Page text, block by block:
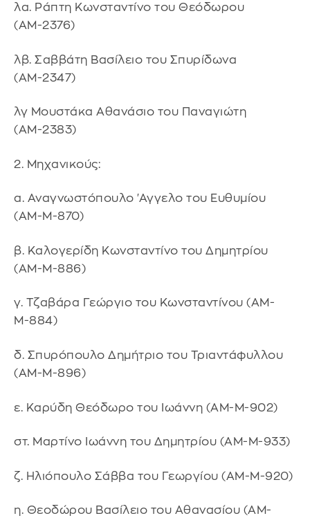
λα. Ράπτη Κωνσταντίνο του Θεόδωρου
(ΑΜ-2376)
λβ. Σαββάτη Βασίλειο του Σπυρίδωνα
(ΑΜ-2347)
λγ Μουστάκα Αθανάσιο του Παναγιώτη
(ΑΜ-2383)
2. Μηχανικούς:
α. Αναγνωστόπουλο 'Αγγελο του Ευθυμίου
(ΑΜ-Μ-870)
β. Καλογερίδη Κωνσταντίνο του Δημητρίου
(ΑΜ-Μ-886)
γ. Τζαβάρα Γεώργιο του Κωνσταντίνου (ΑΜ-
Μ-884)
δ. Σπυρόπουλο Δημήτριο του Τριαντάφυλλου
(ΑΜ-Μ-896)
ε. Καρύδη Θεόδωρο του Ιωάννη (ΑΜ-Μ-902)
στ. Μαρτίνο Ιωάννη του Δημητρίου (ΑΜ-Μ-933)
ζ. Ηλιόπουλο Σάββα του Γεωργίου (ΑΜ-Μ-920)
η. Θεοδώρου Βασίλειο του Αθανασίου (ΑΜ-